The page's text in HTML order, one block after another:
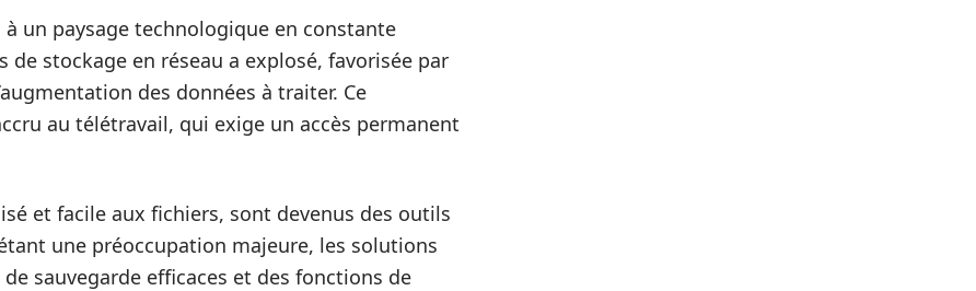
un paysage technologique en constante
stockage en réseau a explosé, favorisée par
des données à traiter. Ce
au télétravail, qui exige un accès permanent
et facile aux fichiers, sont devenus des outils
une préoccupation majeure, les solutions
sauvegarde efficaces et des fonctions de